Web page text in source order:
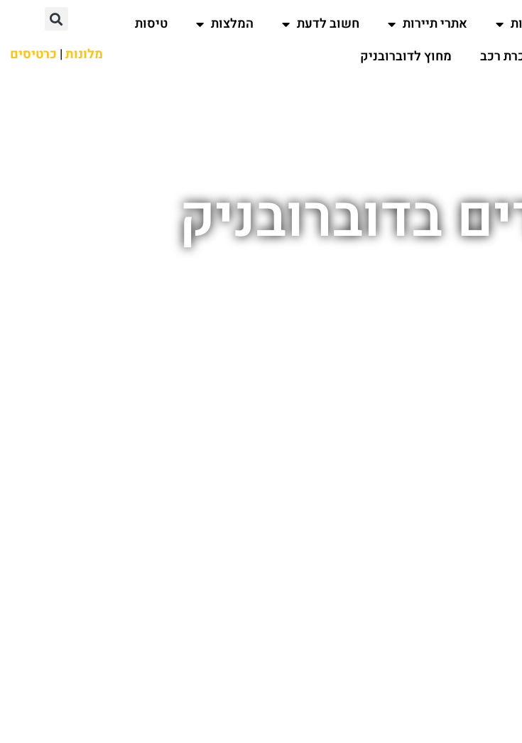
אתרי תיירות חשוב לדעת המלצות
טיסות
רכב
מחוץ לדוברובניק מלונות| כרטיסים
בדוברובניק